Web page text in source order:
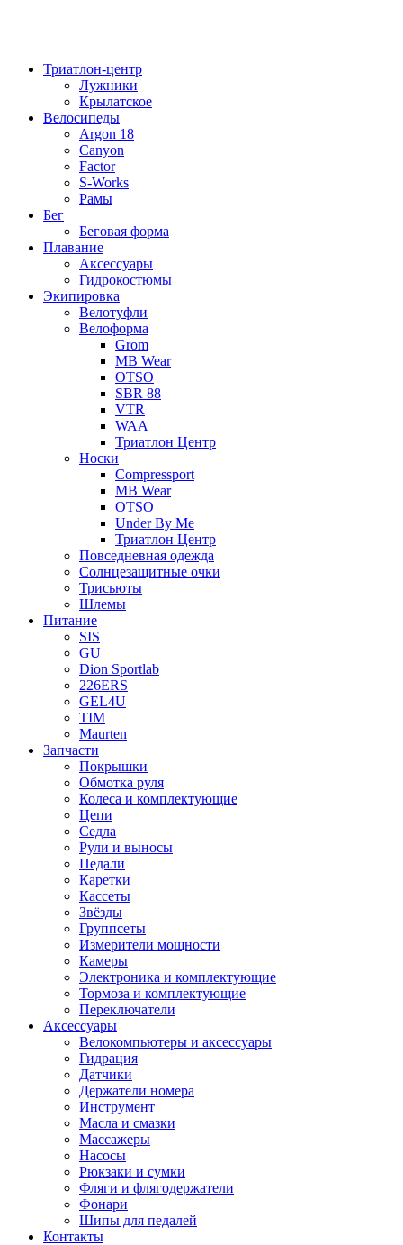
Триатлон-центр
Лужники
Крылатское
Велосипеды
Argon 18
Canyon
Factor
S-Works
Рамы
Бег
Беговая форма
Плавание
Аксессуары
Гидрокостюмы
Экипировка
Велотуфли
Велоформа
Grom
MB Wear
OTSO
SBR 88
VTR
WAA
Триатлон Центр
Носки
Compressport
MB Wear
OTSO
Under By Me
Триатлон Центр
Повседневная одежда
Солнцезащитные очки
Трисьюты
Шлемы
Питание
SIS
GU
Dion Sportlab
226ERS
GEL4U
TIM
Maurten
Запчасти
Покрышки
Обмотка руля
Колеса и комплектующие
Цепи
Седла
Рули и выносы
Педали
Каретки
Кассеты
Звёзды
Группсеты
Измерители мощности
Камеры
Электроника и комплектующие
Тормоза и комплектующие
Переключатели
Аксессуары
Велокомпьютеры и аксессуары
Гидрация
Датчики
Держатели номера
Инструмент
Масла и смазки
Массажеры
Насосы
Рюкзаки и сумки
Фляги и флягодержатели
Фонари
Шипы для педалей
Контакты